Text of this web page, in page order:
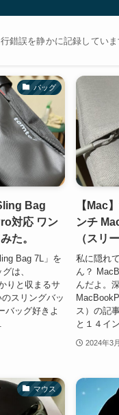
錯誤を静かに記録していま
バッグ
Bag
対応 ワン
た。
Bag 7L」を
は、
りと収まるサ
スリングバッ
バッグ好きよ
【Mac
ンチ
（スリ
私に隠れ
ん？
んだよ。
ス）の記
と１４イ
2024年3
マウス